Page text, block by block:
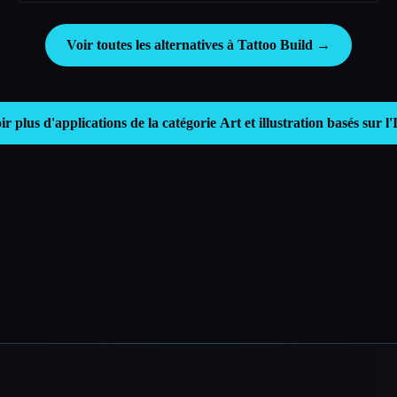
Voir toutes les alternatives à Tattoo Build →
plus d'applications de la catégorie Art et illustration basés sur